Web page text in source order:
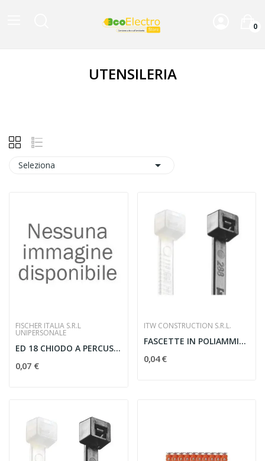
0
UTENSILERIA
Seleziona 
FISCHER ITALIA S.R.L
UNIPERSONALE
ED 18 CHIODO A PERCUSSIONE
0,07 €
ITW CONSTRUCTION S.R.L.
FASCETTE IN POLIAMMIDE PA6.6 ELEMATIC 160X4,5...
0,04 €